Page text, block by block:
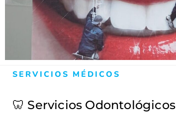
SERVICIOS MÉDICOS
🦷 Servicios Odontológicos